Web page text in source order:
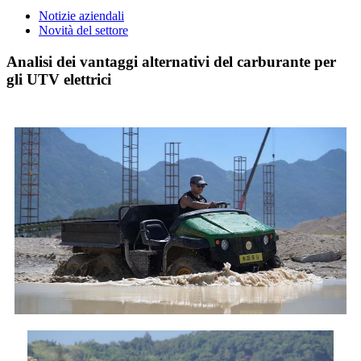
Notizie aziendali
Novità del settore
Analisi dei vantaggi alternativi del carburante per
gli UTV elettrici